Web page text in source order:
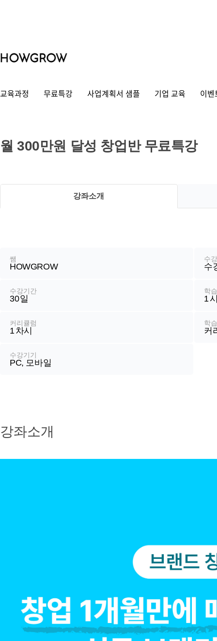
교육과정 무료특강 사업계획서 샘플 기업 교육 이벤
좌
보
월 300만원 달성 창업반 무료특강
쌤
HOWGROW
수
수
수강기간
30일
학
1
커리큘럼
1 차시
학
커
수강기기
PC, 모바일
강좌소개
강좌소개